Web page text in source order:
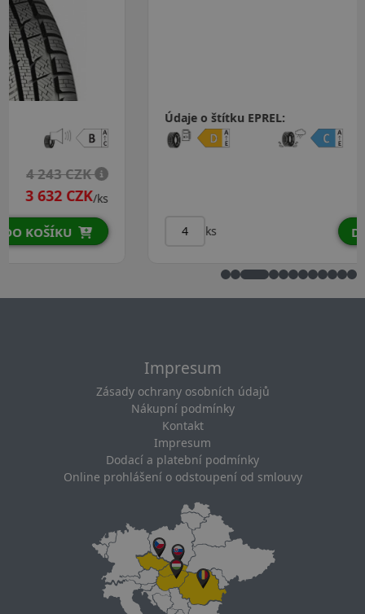
ks
Impresum
Zásady ochrany osobních údajů
Nákupní podmínky
Kontakt
Impresum
Dodací a platební podmínky
Online prohlášení o odstoupení od smlouvy